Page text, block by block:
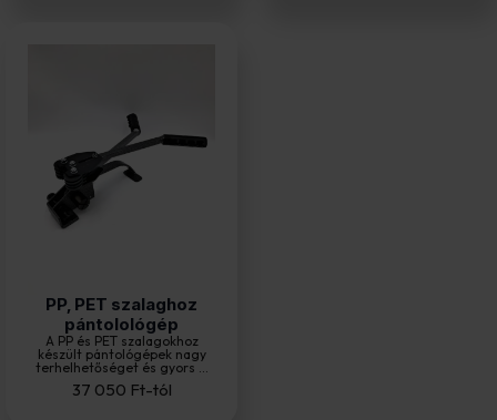
PP, PET szalaghoz
pántolológép
A PP és PET szalagokhoz
készült pántológépek nagy
terhelhetőséget és gyors ...
37 050 Ft-tól